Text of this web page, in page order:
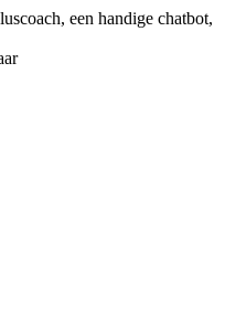
een handige chatbot,